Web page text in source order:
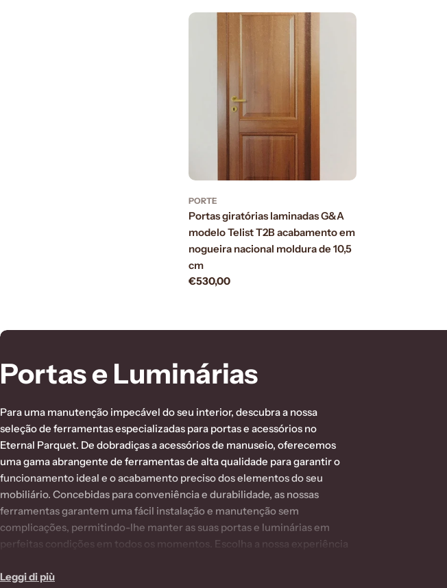
PORTE
Portas giratórias laminadas G&A
modelo Telist T2B acabamento em
nogueira nacional moldura de 10,5
cm
Prezzo
€530,00
C
o
l
l
e
z
i
Portas e Luminárias
Para uma manutenção impecável do seu interior, descubra a nossa
seleção de ferramentas especializadas para portas e acessórios no
Eternal Parquet. De dobradiças a acessórios de manuseio, oferecemos
uma gama abrangente de ferramentas de alta qualidade para garantir o
funcionamento ideal e o acabamento preciso dos elementos do seu
mobiliário. Concebidas para conveniência e durabilidade, as nossas
ferramentas garantem uma fácil instalação e manutenção sem
complicações, permitindo-lhe manter as suas portas e luminárias em
perfeitas condições em todos os momentos. Escolha a nossa experiência
Leggi di più